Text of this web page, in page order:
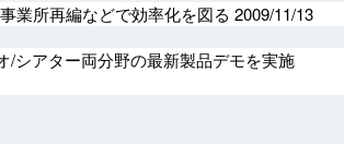
業所再編などで効率化を図る 2009/11/13
/シアター両分野の最新製品デモを実施